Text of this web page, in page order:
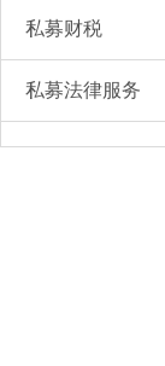
私募财税
私募法律服务